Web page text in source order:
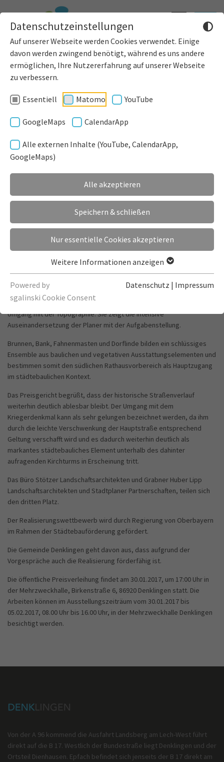
Datenschutzeinstellungen
Auf unserer Webseite werden Cookies verwendet. Einige
davon werden zwingend benötigt, während es uns andere
ermöglichen, Ihre Nutzererfahrung auf unserer Webseite
zu verbessern.
Essentiell Matomo YouTube
GoogleMaps CalendarApp
Alle externen Inhalte (YouTube, CalendarApp,
GoogleMaps)
Alle akzeptieren
Speichern & schließen
Nur essentielle Cookies akzeptieren
Weitere Informationen anzeigen
Powered by
sgalinski Cookie Consent
Datenschutz | Impressum
Informationen
einblenden
Toggle
News Presse
Am Freitag den 20.01.2017 fand die zweite Preisgerichtssitzung des
zweitstufigen, offenen, europaweiten Realisierungswettbewerbs
In der ersten Stufe konnten interessierte Büros ihre Ideen zur
Neugestaltung abgeben.
Aus den insgesamt 22 eingereichten Arbeiten, wählte das
Preisgericht in der ersten Sitzung 15 Arbeiten aus, die zur
detaillierteren Ausarbeitung in die zweite Stufe eingeladen wurden.
Davon wurden 14 Arbeiten eingereicht, welche das Preisgericht
Das Büro terra.nova mit dem Inhaber Peter Wich aus München konnte
sich mit seinem überzeugenden Entwurf durchsetzen. Die Arbeit
besticht durch ihren ruhigen Gesamteindruck und den sensiblen
Umgang mit der Topographie. Sie zeigt die intensive
Auseinandersetzung der Planer mit der Aufgabenstellung.
Brunnen, Bank, Fahnenmasten und Dorflinde bilden ein schlüssiges
Ensemble aus baulichen und vegetativen Ausstattungselementen und
bestimmen somit den südlichen Rathausvorbereich als Hauptzugang
im städtebaulichen Kontext.
Das Preisgericht begrüßt, dass der historische Straßenverlauf
weiterhin deutlich ablesbar bleibt. Der Umgang mit dem
Kriegerdenkmal kann als sehr gelungen bezeichnet werden, da ihm
durch die leichte Verschwenkung der Hauptstraße entsprechend
Geltung verschafft wird und es dadurch weiterhin deutlich als
markantes städtebauliches Element unterhalb des dahinter
aufragenden Kirchturms in Erscheinung tritt.
Das Büro Stötzer Landschaftsarchitekten und Grabner Huber Lipp
Landschaftsarchitekten und Stadtplaner Partnerschaften, teilen sich
den dritten Platz.
Der Realisierungswettbewerb wird durch Regierung von Oberbayern
im Rahmen der Städtebauförderung gefördert.
Die Gemeinde Denklingen geht davon aus, dass aufgrund der
Vorgespräche auch die Realisierung förderfähig ist.
Die öffentliche Preisverleihung findet am 30.01.2017, um 17:00 Uhr in
der Mehrzweckhalle, Birkenstraße 6, 86920 Denklingen statt. Die
Arbeiten können im Ausstellungszeiträum vom 30.01.2017 bis
05.02.2017, 08.00 Uhr bis 16.00 Uhr, in der Mehrzweckhalle Denklingen
besichtigt werden.
Von der A 96 kommend die Ausfahrt Landsberg am Lech-West führt
direkt auf die B 17. Westlich der Bundestraße liegt Denklingen und der
Ortsteil Dienhausen. Epfach befindet sich jenseits der B 17 direkt am